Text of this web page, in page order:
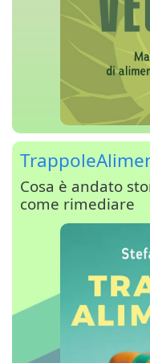
Cosa è andato
come rimediare